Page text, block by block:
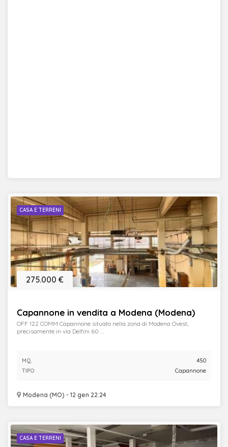
CASA E TERRENI
Capannone in vendita a Modena (Modena)
Modena (MO) - 12 gen 22:24
275.000 €
OFF 122 COMM Capannone situato nella zona di Modena Ovest,
precisamente in via Delfini 60. ...
MQ.
450
TIPO
Capannone
CASA E TERRENI